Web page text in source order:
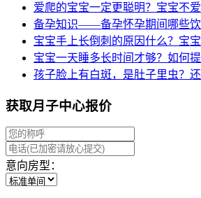
爱爬的宝宝一定更聪明？宝宝不爱
备孕知识——备孕怀孕期间哪些饮
宝宝手上长倒刺的原因什么？宝宝
宝宝一天睡多长时间才够？如何提
孩子脸上有白斑，是肚子里虫？还
获取月子中心报价
意向房型：